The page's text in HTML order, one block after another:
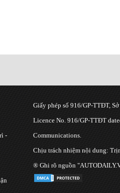
-
Giấy phép số 916/GP-TTĐT,
Licence No. 916/GP-TTĐT
Communications.
Chịu trách nhiệm nội dung:
® Ghi rõ nguồn